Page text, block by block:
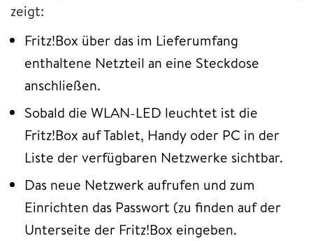
zeigt:
Fritz!Box über das im Lieferumfang
enthaltene Netzteil an eine Steckdose
anschließen.
Sobald die WLAN-LED leuchtet ist die
Fritz!Box auf Tablet, Handy oder PC in der
Liste der verfügbaren Netzwerke sichtbar.
Das neue Netzwerk aufrufen und zum
Einrichten das Passwort (zu finden auf der
Unterseite der Fritz!Box eingeben.